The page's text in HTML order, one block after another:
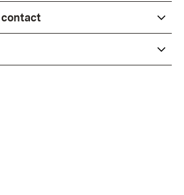
contact